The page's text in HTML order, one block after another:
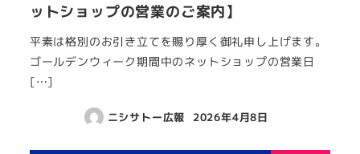
ットショップの営業のご案内】
平素は格別のお引き立てを賜り厚く御礼申し上げます。
ゴールデンウィーク期間中のネットショップの営業日
[…]
ニシサトー広報 2026年4月8日